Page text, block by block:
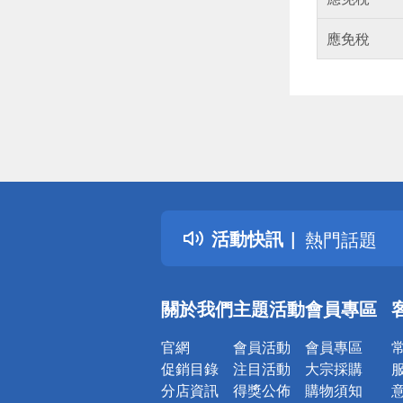
應免稅
活動快訊
詐騙網頁！
得獎公告
熱門話題
銀行優惠
詐騙網頁！
關於我們
官網
促銷目錄
分店資訊
主題活動
會員活動
注目活動
得獎公佈
會員專區
會員專區
大宗採購
購物須知